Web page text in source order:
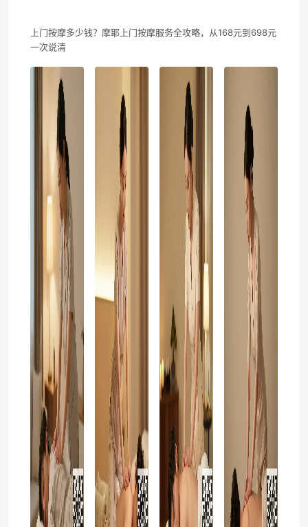
上门按摩多少钱？摩耶上门按摩服务全攻略，从168元到698元
一次说清